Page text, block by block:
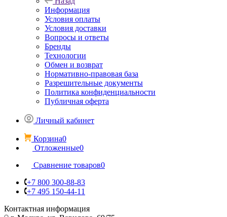
Информация
Условия оплаты
Условия доставки
Вопросы и ответы
Бренды
Технологии
Обмен и возврат
Нормативно-правовая база
Разрешительные документы
Политика конфиденциальности
Публичная оферта
Личный кабинет
Корзина0
Отложенные0
Сравнение товаров0
+7 800 300-88-83
+7 495 150-44-11
Контактная информация